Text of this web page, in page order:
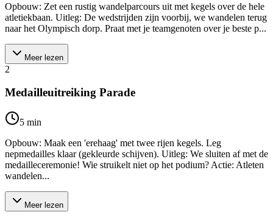
Opbouw: Zet een rustig wandelparcours uit met kegels over de hele
atletiekbaan. Uitleg: De wedstrijden zijn voorbij, we wandelen terug
naar het Olympisch dorp. Praat met je teamgenoten over je beste p...
Meer lezen
2
Medailleuitreiking Parade
5 min
Opbouw: Maak een 'erehaag' met twee rijen kegels. Leg
nepmedailles klaar (gekleurde schijven). Uitleg: We sluiten af met de
medailleceremonie! Wie struikelt niet op het podium? Actie: Atleten
wandelen...
Meer lezen